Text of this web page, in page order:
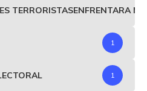
TERRORISTASENFRENTARA
1
1